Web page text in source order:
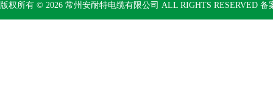
版权所有 © 2026 常州安耐特电缆有限公司 ALL RIGHTS RESERVED 备